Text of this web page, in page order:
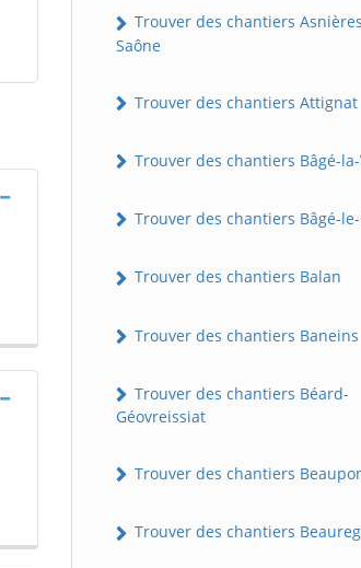
Trouver des chantiers
Saône
Trouver des chantiers Attignat
Trouver des chantiers Bâgé-
Trouver des chantiers Bâgé-
Trouver des chantiers Balan
Trouver des chantiers Baneins
Trouver des chantiers Béard-
Géovreissiat
Trouver des chantiers
Trouver des chantiers